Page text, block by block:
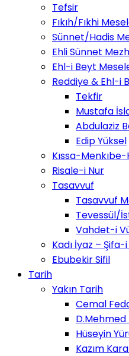
Tefsir
Fıkıh/Fıkhi
Sünnet/Hadis
Ehli Sünnet
Ehl-i Beyt
Reddiye & Ehl-i
Tekfir
Mustafa
Abdulaziz
Edip Yüksel
Kıssa-
Risale-i Nur
Tasavvuf
Tasavvuf
Tevessül/
Vahdet-i
Kadı İyaz – Şifa-
Ebubekir Sifil
Tarih
Yakın Tarih
Cemal
Hüseyin
Kazım